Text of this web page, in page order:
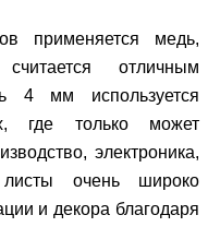
применяется медь,
отличным
4 мм используется
где только может
электроника,
очень широко
и декора благодаря